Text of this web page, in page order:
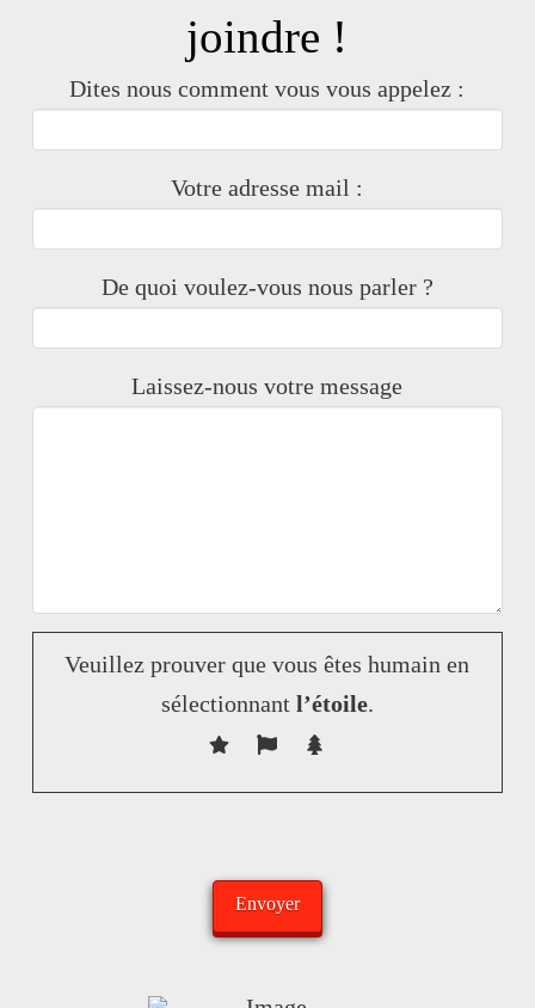
joindre !
Dites nous comment vous vous appelez :
Votre adresse mail :
De quoi voulez-vous nous parler ?
Laissez-nous votre message
Veuillez prouver que vous êtes humain en
sélectionnantl’étoile.